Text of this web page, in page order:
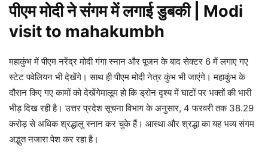
पीएम मोदी ने संगम में लगाई डुबकी | Modi
visit to mahakumbh
महाकुंभ में पीएम नरेंद्र मोदी गंगा स्नान और पूजन के बाद सेक्टर 6 में लगाए गए
स्टेट पवेलियन भी देखेंगे। साथ ही पीएम मोदी नेत्र कुंभ भी जाएंगे। महाकुंभ के
दौरान किए गए कामों को देखेंगेमालूम हो कि ड्रोन दृश्य में घाटों पर भक्तों की भारी
भीड़ दिख रही है। उत्तर प्रदेश सूचना विभाग के अनुसार, 4 फरवरी तक 38.29
करोड़ से अधिक श्रद्धालु स्नान कर चुके हैं। आस्था और श्रद्धा का यह भव्य संगम
अद्भुत नजारा पेश कर रहा है।